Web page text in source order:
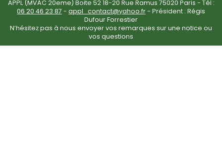
APPL (MVAC 20eme) Boite 52 18-20 Rue Ramus 75020 Paris - Tél :
06 20 46 23 87 - appl_contact@yahoo.fr- Président : Régis
Dufour Forrestier
N’hésitez pas à nous envoyer vos remarques sur une notice ou
vos questions